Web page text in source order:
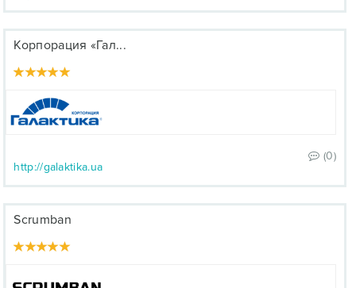
Корпорация «Гал...
(0)
http://galaktika.ua
Scrumban